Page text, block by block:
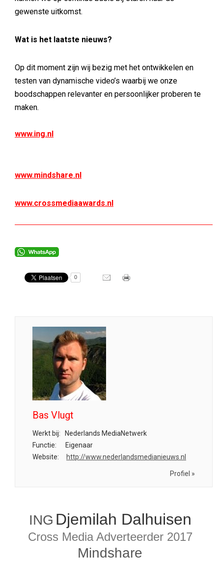
gewenste uitkomst.
Wat is het laatste nieuws?
Op dit moment zijn wij bezig met het ontwikkelen en
testen van dynamische video’s waarbij we onze
boodschappen relevanter en persoonlijker proberen te
maken.
www.ing.nl
www.mindshare.nl
www.crossmediaawards.nl
0
Bas Vlugt
Werkt bij:
Nederlands MediaNetwerk
Functie:
Eigenaar
Website:
http://www.nederlandsmedianieuws.nl
Profiel »
ING Djemilah Dalhuisen
Cross Media Adverteerder 2017
Mindshare